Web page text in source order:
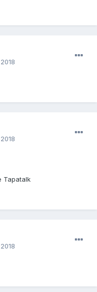
Tapatalk